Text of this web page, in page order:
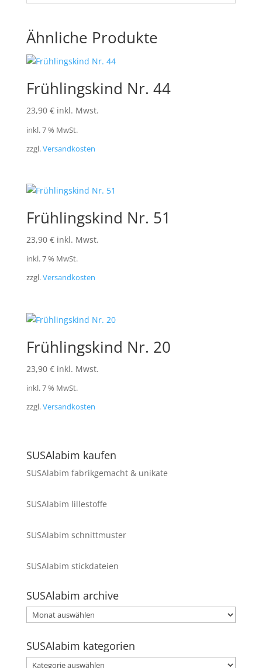
Ähnliche Produkte
Frühlingskind Nr. 44
23,90 € inkl. Mwst.
inkl. 7 % MwSt.
zzgl.Versandkosten
Frühlingskind Nr. 51
23,90 € inkl. Mwst.
inkl. 7 % MwSt.
zzgl.Versandkosten
Frühlingskind Nr. 20
23,90 € inkl. Mwst.
inkl. 7 % MwSt.
zzgl.Versandkosten
SUSAlabim kaufen
SUSAlabim fabrikgemacht & unikate
SUSAlabim lillestoffe
SUSAlabim schnittmuster
SUSAlabim stickdateien
SUSAlabim archive
SUSAlabim
archive
SUSAlabim kategorien
SUSAlabim